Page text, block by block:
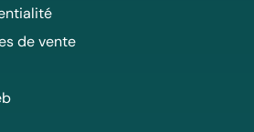
de vente